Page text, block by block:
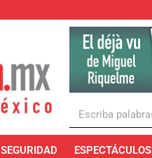
SEGURIDAD ESPECTÁCULOS